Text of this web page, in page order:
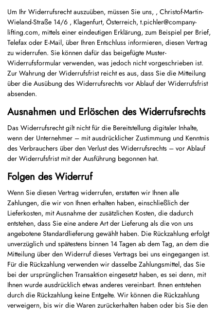
Um Ihr Widerrufsrecht auszuüben, müssen Sie uns, , Christof-Martin-
Wieland-Straße 14/6 , Klagenfurt, Österreich, t.pichler@company-
lifting.com, mittels einer eindeutigen Erklärung, zum Beispiel per Brief,
Telefax oder E-Mail, über Ihren Entschluss informieren, diesen Vertrag
zu widerrufen. Sie können dafür das beigefügte Muster-
Widerrufsformular verwenden, was jedoch nicht vorgeschrieben ist.
Zur Wahrung der Widerrufsfrist reicht es aus, dass Sie die Mitteilung
über die Ausübung des Widerrufsrechts vor Ablauf der Widerrufsfrist
absenden.
Ausnahmen und Erlöschen des Widerrufsrechts
Das Widerrufsrecht gilt nicht für die Bereitstellung digitaler Inhalte,
wenn der Unternehmer – mit ausdrücklicher Zustimmung und Kenntnis
des Verbrauchers über den Verlust des Widerrufsrechts – vor Ablauf
der Widerrufsfrist mit der Ausführung begonnen hat.
Folgen des Widerruf
Wenn Sie diesen Vertrag widerrufen, erstatten wir Ihnen alle
Zahlungen, die wir von Ihnen erhalten haben, einschließlich der
Lieferkosten, mit Ausnahme der zusätzlichen Kosten, die dadurch
entstehen, dass Sie eine andere Art der Lieferung als die von uns
angebotene Standardlieferung gewählt haben. Die Rückzahlung erfolgt
unverzüglich und spätestens binnen 14 Tagen ab dem Tag, an dem die
Mitteilung über den Widerruf dieses Vertrags bei uns eingegangen ist.
Für die Rückzahlung verwenden wir dasselbe Zahlungsmittel, das Sie
bei der ursprünglichen Transaktion eingesetzt haben, es sei denn, mit
Ihnen wurde ausdrücklich etwas anderes vereinbart. Ihnen entstehen
durch die Rückzahlung keine Entgelte. Wir können die Rückzahlung
verweigern, bis wir die Waren zurückerhalten haben oder bis Sie den